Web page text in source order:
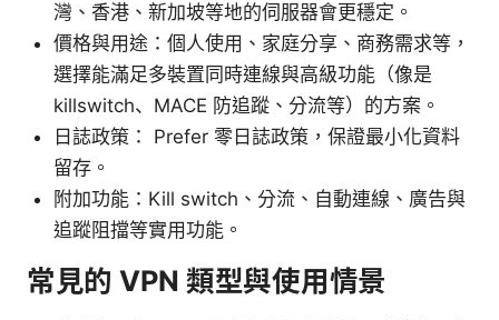
灣、香港、新加坡等地的伺服器會更穩定。
價格與用途：個人使用、家庭分享、商務需求等，
選擇能滿足多裝置同時連線與高級功能（像是
killswitch、MACE 防追蹤、分流等）的方案。
日誌政策： Prefer 零日誌政策，保證最小化資料
留存。
附加功能：Kill switch、分流、自動連線、廣告與
追蹤阻擋等實用功能。
常見的 VPN 類型與使用情景